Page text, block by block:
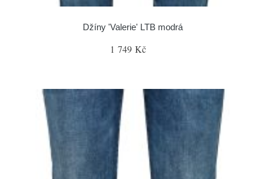
Džíny 'Valerie' LTB modrá
1 749 Kč